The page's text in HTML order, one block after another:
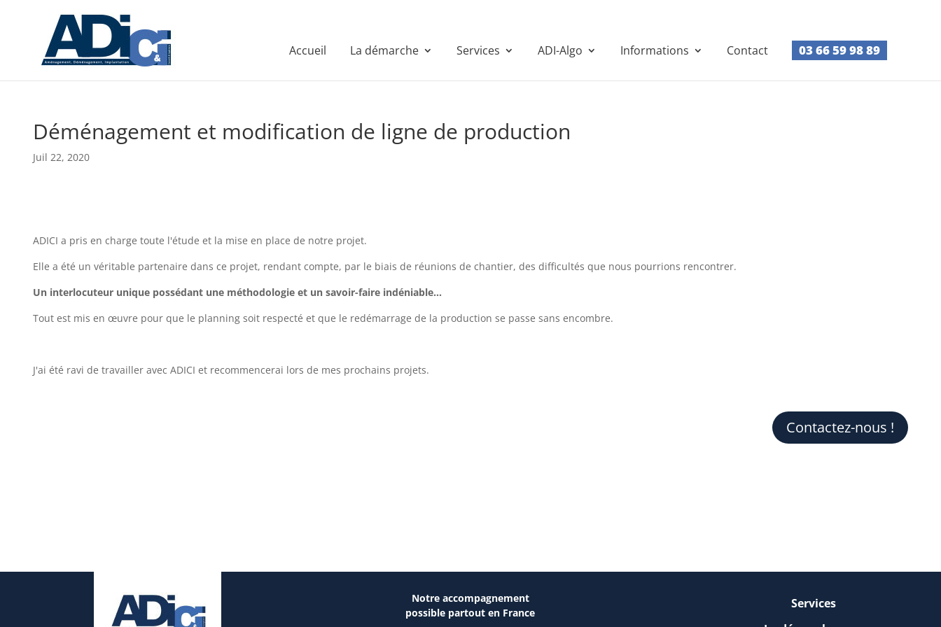
Accueil La démarche Services ADI-Algo Informations Contact 03 66 59 98 89
Déménagement et modification de ligne de production
Juil 22, 2020
ADICI a pris en charge toute l'étude et la mise en place de notre projet.
Elle a été un véritable partenaire dans ce projet, rendant compte, par le biais de réunions de chantier, des difficultés que nous pourrions rencontrer.
Un interlocuteur unique possédant une méthodologie et un savoir-faire indéniable…
Tout est mis en œuvre pour que le planning soit respecté et que le redémarrage de la production se passe sans encombre.
J'ai été ravi de travailler avec ADICI et recommencerai lors de mes prochains projets.
Contactez-nous !
Notre accompagnement
possible partout en France
Services